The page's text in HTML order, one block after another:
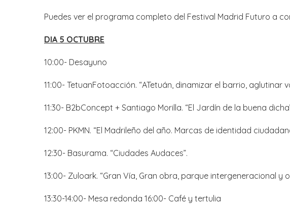
Puedes ver el programa completo del Festival Madrid Futuro a
DIA 5 OCTUBRE
10:00- Desayuno
11:00- TetuanFotoacción. “ATetuán, dinamizar el barrio, aglutinar
11:30- B2bConcept + Santiago Morilla. “El Jardín de la buena
12:00- PKMN. “El Madrileño del año. Marcas de identidad
12:30- Basurama. “Ciudades Audaces”.
13:00- Zuloark. “Gran Vía, Gran obra, parque intergeneracional y
13:30-14:00- Mesa redonda 16:00- Café y tertulia